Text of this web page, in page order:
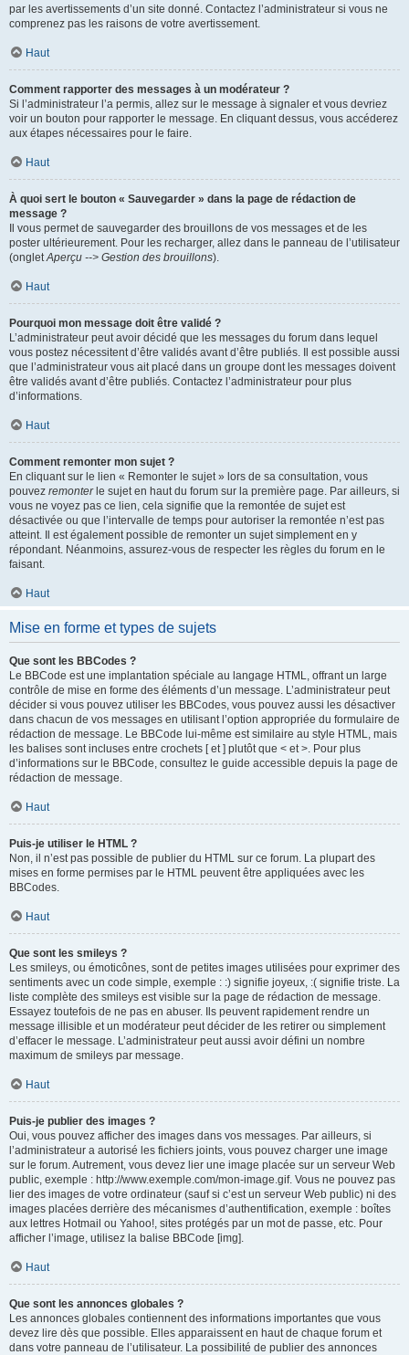
par les avertissements d’un site donné. Contactez l’administrateur si vous ne
comprenez pas les raisons de votre avertissement.
Haut
Comment rapporter des messages à un modérateur ?
Si l’administrateur l’a permis, allez sur le message à signaler et vous devriez
voir un bouton pour rapporter le message. En cliquant dessus, vous accéderez
aux étapes nécessaires pour le faire.
Haut
À quoi sert le bouton « Sauvegarder » dans la page de rédaction de
message ?
Il vous permet de sauvegarder des brouillons de vos messages et de les
poster ultérieurement. Pour les recharger, allez dans le panneau de l’utilisateur
(ongletAperçu --> Gestion des brouillons).
Haut
Pourquoi mon message doit être validé ?
L’administrateur peut avoir décidé que les messages du forum dans lequel
vous postez nécessitent d’être validés avant d’être publiés. Il est possible aussi
que l’administrateur vous ait placé dans un groupe dont les messages doivent
être validés avant d’être publiés. Contactez l’administrateur pour plus
d’informations.
Haut
Comment remonter mon sujet ?
En cliquant sur le lien « Remonter le sujet » lors de sa consultation, vous
pouvez remonterle sujet en haut du forum sur la première page. Par ailleurs, si
vous ne voyez pas ce lien, cela signifie que la remontée de sujet est
désactivée ou que l’intervalle de temps pour autoriser la remontée n’est pas
atteint. Il est également possible de remonter un sujet simplement en y
répondant. Néanmoins, assurez-vous de respecter les règles du forum en le
faisant.
Haut
Mise en forme et types de sujets
Que sont les BBCodes ?
Le BBCode est une implantation spéciale au langage HTML, offrant un large
contrôle de mise en forme des éléments d’un message. L’administrateur peut
décider si vous pouvez utiliser les BBCodes, vous pouvez aussi les désactiver
dans chacun de vos messages en utilisant l’option appropriée du formulaire de
rédaction de message. Le BBCode lui-même est similaire au style HTML, mais
les balises sont incluses entre crochets [ et ] plutôt que < et >. Pour plus
d’informations sur le BBCode, consultez le guide accessible depuis la page de
rédaction de message.
Haut
Puis-je utiliser le HTML ?
Non, il n’est pas possible de publier du HTML sur ce forum. La plupart des
mises en forme permises par le HTML peuvent être appliquées avec les
BBCodes.
Haut
Que sont les smileys ?
Les smileys, ou émoticônes, sont de petites images utilisées pour exprimer des
sentiments avec un code simple, exemple : :) signifie joyeux, :( signifie triste. La
liste complète des smileys est visible sur la page de rédaction de message.
Essayez toutefois de ne pas en abuser. Ils peuvent rapidement rendre un
message illisible et un modérateur peut décider de les retirer ou simplement
d’effacer le message. L’administrateur peut aussi avoir défini un nombre
maximum de smileys par message.
Haut
Puis-je publier des images ?
Oui, vous pouvez afficher des images dans vos messages. Par ailleurs, si
l’administrateur a autorisé les fichiers joints, vous pouvez charger une image
sur le forum. Autrement, vous devez lier une image placée sur un serveur Web
public, exemple : http://www.exemple.com/mon-image.gif. Vous ne pouvez pas
lier des images de votre ordinateur (sauf si c’est un serveur Web public) ni des
images placées derrière des mécanismes d’authentification, exemple : boîtes
aux lettres Hotmail ou Yahoo!, sites protégés par un mot de passe, etc. Pour
afficher l’image, utilisez la balise BBCode [img].
Haut
Que sont les annonces globales ?
Les annonces globales contiennent des informations importantes que vous
devez lire dès que possible. Elles apparaissent en haut de chaque forum et
dans votre panneau de l’utilisateur. La possibilité de publier des annonces